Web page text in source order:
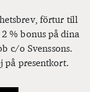
förtur till
% bonus på dina
c/o Svenssons.
presentkort.